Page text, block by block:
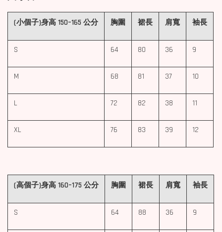
(小個子)身高 150–165 公分 胸圍 裙長 肩寬 袖長
S 64 80 36 9
M 68 81 37 10
L 72 82 38 11
XL 76 83 39 12
(高個子)身高 160–175 公分 胸圍 裙長 肩寬 袖長
S 64 88 36 9